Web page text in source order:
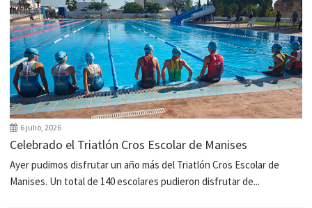
6 julio, 2026
Celebrado el Triatlón Cros Escolar de Manises
Ayer pudimos disfrutar un año más del Triatlón Cros Escolar de
Manises. Un total de 140 escolares pudieron disfrutar de...